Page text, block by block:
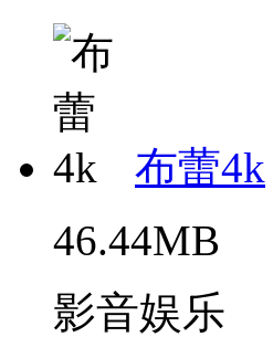
布蕾4k
46.44MB
影音娱乐